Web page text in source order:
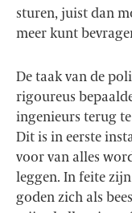
sturen, juist dan
meer kunt
De taak van de
rigoureus
ingenieurs terug
Dit is in eerste
voor van alles
leggen. In feite
goden zich als